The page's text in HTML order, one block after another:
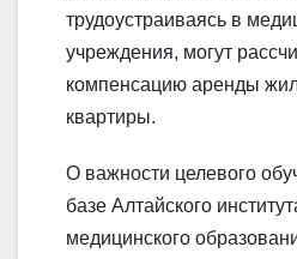
трудоустраиваясь в
учреждения, могут
компенсацию аренды
квартиры.
О важности целевого
базе Алтайского
медицинского